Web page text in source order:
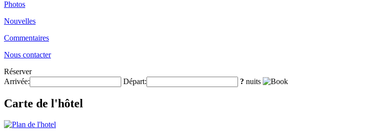
Photos
Nouvelles
Commentaires
Nous contacter
Réserver
Arrivée:
Départ: ? nuits
Carte de l'hôtel